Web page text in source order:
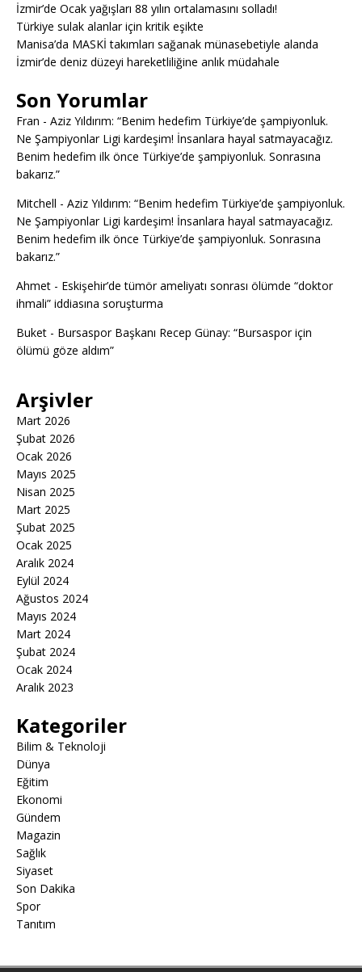
İzmir’de Ocak yağışları 88 yılın ortalamasını solladı!
Türkiye sulak alanlar için kritik eşikte
Manisa’da MASKİ takımları sağanak münasebetiyle alanda
İzmir’de deniz düzeyi hareketliliğine anlık müdahale
Son Yorumlar
Fran - Aziz Yıldırım: “Benim hedefim Türkiye’de şampiyonluk.
Ne Şampiyonlar Ligi kardeşim! İnsanlara hayal satmayacağız.
Benim hedefim ilk önce Türkiye’de şampiyonluk. Sonrasına
bakarız.”
Mitchell - Aziz Yıldırım: “Benim hedefim Türkiye’de şampiyonluk.
Ne Şampiyonlar Ligi kardeşim! İnsanlara hayal satmayacağız.
Benim hedefim ilk önce Türkiye’de şampiyonluk. Sonrasına
bakarız.”
Ahmet - Eskişehir’de tümör ameliyatı sonrası ölümde “doktor
ihmali” iddiasına soruşturma
Buket - Bursaspor Başkanı Recep Günay: “Bursaspor için
ölümü göze aldım”
Arşivler
Mart 2026
Şubat 2026
Ocak 2026
Mayıs 2025
Nisan 2025
Mart 2025
Şubat 2025
Ocak 2025
Aralık 2024
Eylül 2024
Ağustos 2024
Mayıs 2024
Mart 2024
Şubat 2024
Ocak 2024
Aralık 2023
Kategoriler
Bilim & Teknoloji
Dünya
Eğitim
Ekonomi
Gündem
Magazin
Sağlık
Siyaset
Son Dakika
Spor
Tanıtım